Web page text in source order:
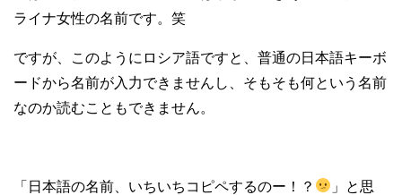
ライナ女性の名前です。笑
ですが、このようにロシア語ですと、普通の日本語キーボ
ードから名前が入力できませんし、そもそも何という名前
なのか読むこともできません。
「日本語の名前、いちいちコピペするのー！？
」と思